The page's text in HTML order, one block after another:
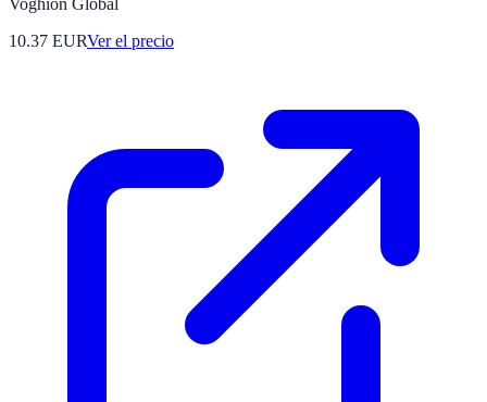
10.37 EURVer el precio